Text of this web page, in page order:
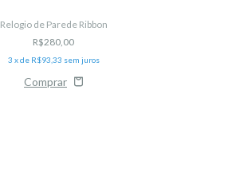
Relogio de Parede Ribbon
R$280,00
3 x de R$93,33 sem juros